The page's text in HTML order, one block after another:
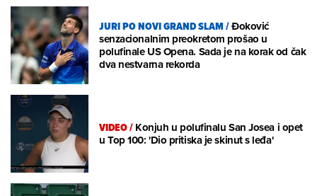
JURI PO NOVI GRAND SLAM/Đoković
senzacionalnim preokretom prošao u
polufinale US Opena. Sada je na korak od čak
dva nestvarna rekorda
VIDEO/Konjuh u polufinalu San Josea i opet
u Top 100: 'Dio pritiska je skinut s leđa'